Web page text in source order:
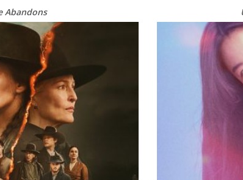
Abandons